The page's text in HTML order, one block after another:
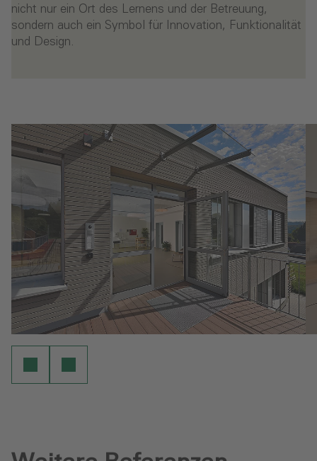
nicht nur ein Ort des Lernens und der Betreuung,
sondern auch ein Symbol für Innovation, Funktionalität
und Design.